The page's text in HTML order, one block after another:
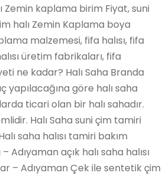
Zemin kaplama birim Fiyat, suni
halı Zemin Kaplama boya
malzemesi, fifa halısı, fifa
üretim fabrikaları, fifa
ne kadar? Halı Saha Branda
yapılacağına göre halı saha
ticari olan bir halı sahadır.
Halı Saha suni çim tamiri
saha halısı tamiri bakım
Adıyaman açık halı saha halısı
– Adıyaman Çek ile sentetik çim